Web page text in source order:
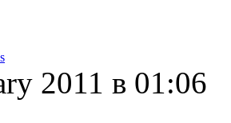
2011 в 01:06